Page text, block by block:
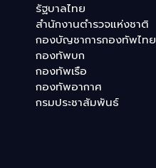
รัฐบาลไทย
สำนักงานตำรวจแห่งชาติ
กองบัญชาการกองทัพไทย
กองทัพบก
กองทัพเรือ
กองทัพอากาศ
กรมประชาสัมพันธ์